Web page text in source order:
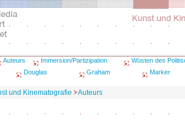
Auteurs Immersion/Partizipation
Wüsten des
Douglas Graham Marker
und Kinematografie Auteurs